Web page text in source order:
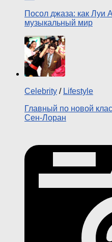
Посол джаза: как Луи
музыкальный мир
Celebrity / Lifestyle
Главный по новой
Сен-Лоран